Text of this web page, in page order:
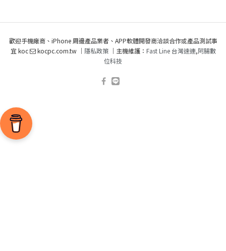
歡迎手機廠商、iPhone 周邊產品業者、APP軟體開發商洽談合作或產品測試事
宜 koc
kocpc.com.tw ｜ 隱私政策｜主機維護： Fast Line 台灣速連,阿腸數
位科技